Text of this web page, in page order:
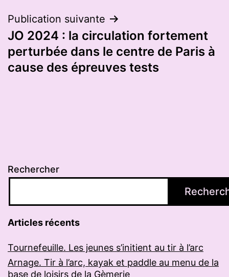
Publication suivante
JO 2024 : la circulation fortement
perturbée dans le centre de Paris à
cause des épreuves tests
Rechercher
Articles récents
Tournefeuille. Les jeunes s’initient au tir à l’arc
Arnage. Tir à l’arc, kayak et paddle au menu de la
base de loisirs de la Gèmerie